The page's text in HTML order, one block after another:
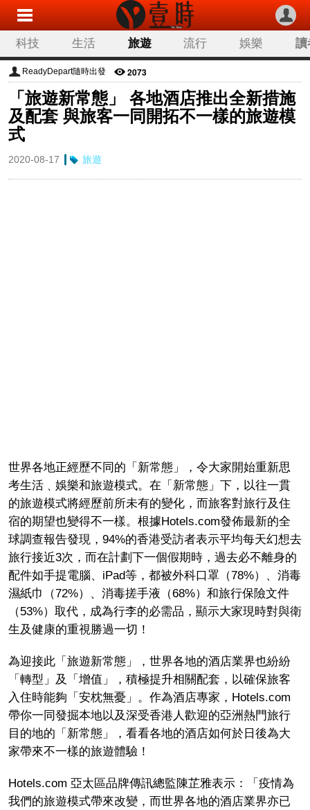
科技 生活 旅遊 流行 娛樂 讀
ReadyDepart隨時出發 2073
「旅遊新常態」 各地酒店推出全新措施
及配套 與旅客一同開拓不一樣的旅遊模
式
2020-08-17 旅遊
世界各地正經歷不同的「新常態」，令大家開始重新思
考生活﹑娛樂和旅遊模式。在「新常態」下，以往一貫
的旅遊模式將經歷前所未有的變化，而旅客對旅行及住
宿的期望也變得不一樣。根據Hotels.com發佈最新的全
球調查報告發現，94%的香港受訪者表示平均每天幻想去
旅行接近3次，而在計劃下一個假期時，過去必不離身的
配件如手提電腦、iPad等，都被外科口罩（78%）、消毒
濕紙巾（72%）、消毒搓手液（68%）和旅行保險文件
（53%）取代，成為行李的必需品，顯示大家現時對與衛
生及健康的重視勝過一切！
為迎接此「旅遊新常態」，世界各地的酒店業界也紛紛
「轉型」及「增值」，積極提升相關配套，以確保旅客
入住時能夠「安枕無憂」。作為酒店專家，Hotels.com
帶你一同發掘本地以及深受香港人歡迎的亞洲熱門旅行
目的地的「新常態」，看看各地的酒店如何於日後為大
家帶來不一樣的旅遊體驗！
Hotels.com 亞太區品牌傳訊總監陳芷雅表示：「疫情為
我們的旅遊模式帶來改變，而世界各地的酒店業界亦已